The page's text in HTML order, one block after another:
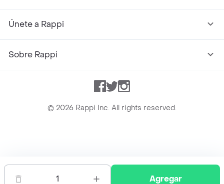
1 Agregar
Únete a Rappi
Sobre Rappi
Facebook
TwitterInstagram
© 2026 Rappi Inc. All rights reserved.